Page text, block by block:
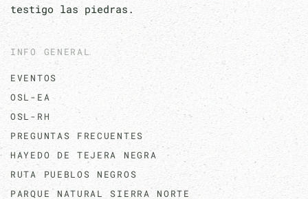
testigo las piedras.
INFO GENERAL
EVENTOS
OSL-EA
OSL-RH
PREGUNTAS FRECUENTES
HAYEDO DE TEJERA NEGRA
RUTA PUEBLOS NEGROS
PARQUE NATURAL SIERRA NORTE